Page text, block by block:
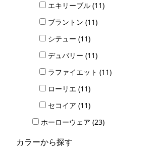
エキリーブル (11)
ブラントン (11)
シテュー (11)
デュバリー (11)
ラファイエット (11)
ローリエ (11)
セコイア (11)
ホーローウェア (23)
カラーから探す